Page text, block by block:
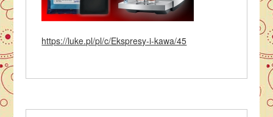
https://luke.pl/pl/c/Ekspresy-i-kawa/45